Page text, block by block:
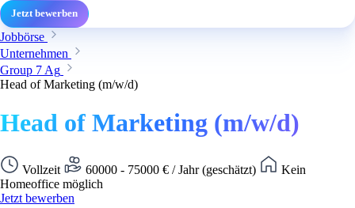
Jetzt bewerben
Jobbörse
Unternehmen
Group 7 Ag
Head of Marketing (m/w/d)
Head of Marketing (m/w/d)
Vollzeit 60000 - 75000 € / Jahr (geschätzt)
Kein
Homeoffice möglich
Jetzt bewerben